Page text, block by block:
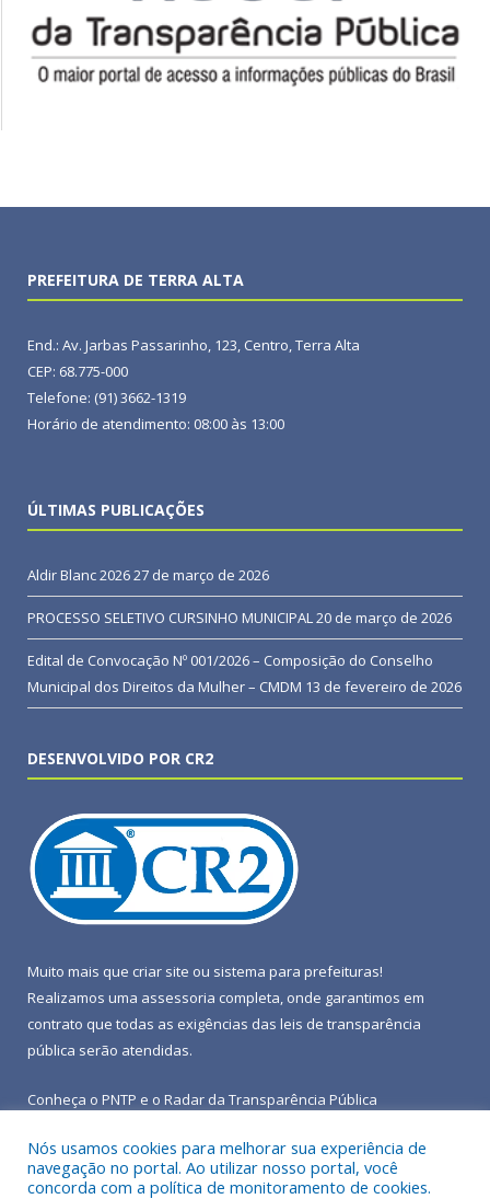
PREFEITURA DE TERRA ALTA
End.: Av. Jarbas Passarinho, 123, Centro, Terra Alta
CEP: 68.775-000
Telefone: (91) 3662-1319
Horário de atendimento: 08:00 às 13:00
ÚLTIMAS PUBLICAÇÕES
Aldir Blanc 202627 de março de 2026
PROCESSO SELETIVO CURSINHO MUNICIPAL20 de março de 2026
Edital de Convocação Nº 001/2026 – Composição do Conselho
Municipal dos Direitos da Mulher – CMDM 13 de fevereiro de 2026
DESENVOLVIDO POR CR2
Muito mais que criar site ou sistema para prefeituras!
Realizamos uma assessoria completa, onde garantimos em
contrato que todas as exigências das leis de transparência
pública serão atendidas.
Conheça o PNTP e o Radar da Transparência Pública
Nós usamos cookies para melhorar sua experiência de
navegação no portal. Ao utilizar nosso portal, você
concorda com a política de monitoramento de cookies.